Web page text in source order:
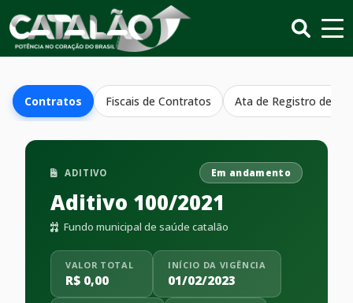
Contratos Fiscais de Contratos Ata de Registro de
ADITIVO Em andamento
Aditivo 100/2021
Fundo municipal de saúde catalão
VALOR TOTAL
R$ 0,00
INÍCIO DA VIGÊNCIA
01/02/2023